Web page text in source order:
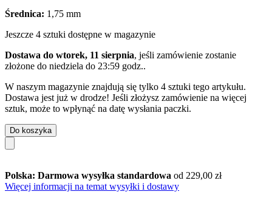
Średnica: 1,75 mm
Jeszcze 4 sztuki dostępne w magazynie
Dostawa do wtorek, 11 sierpnia, jeśli zamówienie zostanie
złożone do niedziela do 23:59 godz..
W naszym magazynie znajdują się tylko 4 sztuki tego artykułu.
Dostawa jest już w drodze! Jeśli złożysz zamówienie na więcej
sztuk, może to wpłynąć na datę wysłania paczki.
Do koszyka
Polska: Darmowa wysyłka standardowa od 229,00 zł
Więcej informacji na temat wysyłki i dostawy